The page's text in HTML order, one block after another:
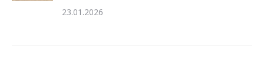
23.01.2026